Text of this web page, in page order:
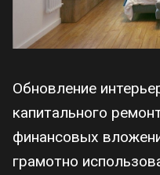
Обновление
капитального
финансовых
грамотно